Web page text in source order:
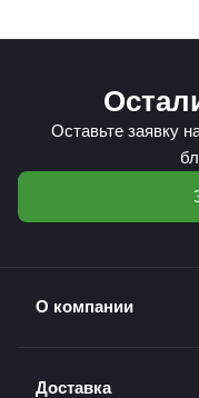
Оставьте заявку
О компании
Доставка